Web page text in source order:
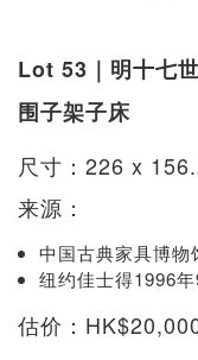
Lot 53｜明十七
围子架子床
尺寸：226 x
来源：
中国古典家具博物
纽约佳士得1996
估价：